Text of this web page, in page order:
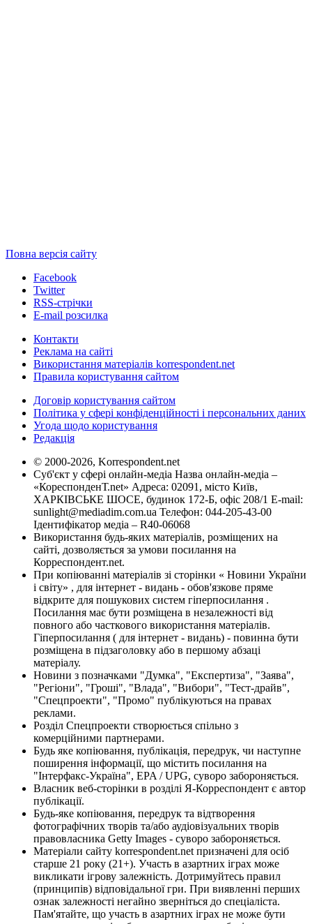
Повна версія сайту
Facebook
Twitter
RSS-стрічки
E-mail розсилка
Контакти
Реклама на сайті
Використання матеріалів korrespondent.net
Правила користування сайтом
Договір користування сайтом
Політика у сфері конфіденційності і персональних даних
Угода щодо користування
Редакція
© 2000-2026, Korrespondent.net
Суб'єкт у сфері онлайн-медіа Назва онлайн-медіа –
«КореспонденТ.net» Адреса: 02091, місто Київ,
ХАРКІВСЬКЕ ШОСЕ, будинок 172-Б, офіс 208/1 E-mail:
sunlight@mediadim.com.ua Телефон: 044-205-43-00
Ідентифікатор медіа – R40-06068
Використання будь-яких матеріалів, розміщених на
сайті, дозволяється за умови посилання на
Корреспондент.net.
При копіюванні матеріалів зі сторінки « Новини України
і світу» , для інтернет - видань - обов'язкове пряме
відкрите для пошукових систем гіперпосилання .
Посилання має бути розміщена в незалежності від
повного або часткового використання матеріалів.
Гіперпосилання ( для інтернет - видань) - повинна бути
розміщена в підзаголовку або в першому абзаці
матеріалу.
Новини з позначками "Думка", "Експертиза", "Заява",
"Регіони", "Гроші", "Влада", "Вибори", "Тест-драйв",
"Спецпроекти", "Промо" публікуються на правах
реклами.
Розділ Спецпроекти створюється спільно з
комерційними партнерами.
Будь яке копіювання, публікація, передрук, чи наступне
поширення інформації, що містить посилання на
"Інтерфакс-Україна", EPA / UPG, суворо забороняється.
Власник веб-сторінки в розділі Я-Корреспондент є автор
публікації.
Будь-яке копіювання, передрук та відтворення
фотографічних творів та/або аудіовізуальних творів
правовласника Getty Images - суворо забороняється.
Матеріали сайту korrespondent.net призначені для осіб
старше 21 року (21+). Участь в азартних іграх може
викликати ігрову залежність. Дотримуйтесь правил
(принципів) відповідальної гри. При виявленні перших
ознак залежності негайно зверніться до спеціаліста.
Пам'ятайте, що участь в азартних іграх не може бути